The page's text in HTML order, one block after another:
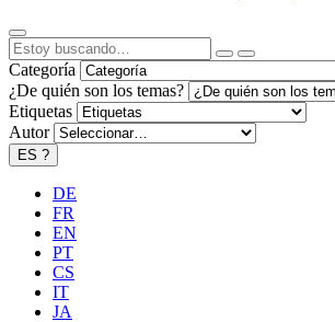
Categoría
¿De quién son los temas?
Etiquetas
Autor
ES ?
DE
FR
EN
PT
CS
IT
JA